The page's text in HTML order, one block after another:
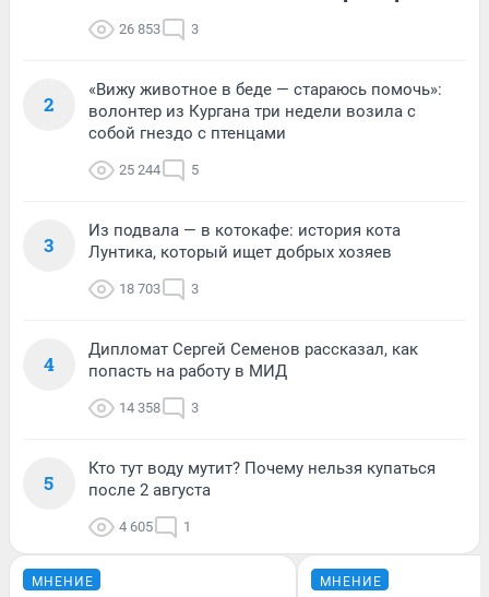
26 853 3
2
«Вижу животное в беде — стараюсь помочь»:
волонтер из Кургана три недели возила с
собой гнездо с птенцами
25 244 5
3
Из подвала — в котокафе: история кота
Лунтика, который ищет добрых хозяев
18 703 3
4
Дипломат Сергей Семенов рассказал, как
попасть на работу в МИД
14 358 3
5
Кто тут воду мутит? Почему нельзя купаться
после 2 августа
4 605 1
МНЕНИЕ МНЕНИЕ